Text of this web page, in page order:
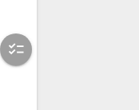
checklist